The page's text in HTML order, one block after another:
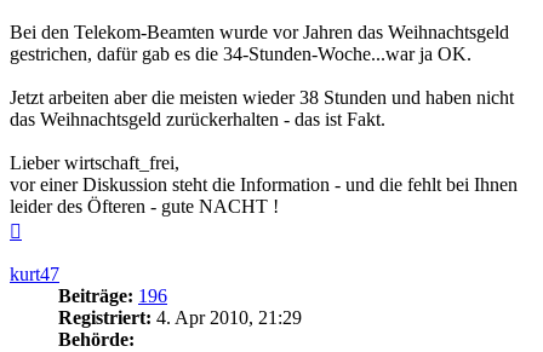
Bei den Telekom-Beamten wurde vor Jahren das Weihnachtsgeld
gestrichen, dafür gab es die 34-Stunden-Woche...war ja OK.
Jetzt arbeiten aber die meisten wieder 38 Stunden und haben nicht
das Weihnachtsgeld zurückerhalten - das ist Fakt.
Lieber wirtschaft_frei,
vor einer Diskussion steht die Information - und die fehlt bei Ihnen
leider des Öfteren - gute NACHT !
kurt47
Beiträge: 196
Registriert: 4. Apr 2010, 21:29
Behörde: